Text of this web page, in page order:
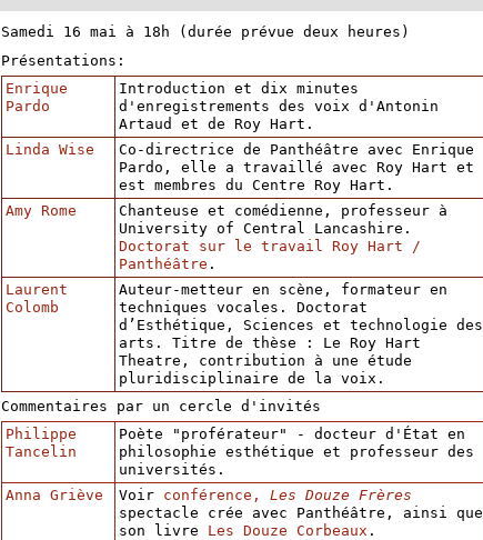
Samedi 16 mai à 18h (durée prévue deux heures)
Présentations:
Enrique
Pardo
Introduction et dix minutes
d'enregistrements des voix d'Antonin
Artaud et de Roy Hart.
Linda Wise
Co-directrice de Panthéâtre avec Enrique
Pardo, elle a travaillé avec Roy Hart et
est membres du Centre Roy Hart.
Amy Rome
Chanteuse et comédienne, professeur à
University of Central Lancashire.
Doctorat sur le travail Roy Hart /
Panthéâtre .
Laurent
Colomb
Auteur-metteur en scène, formateur en
techniques vocales. Doctorat
d’Esthétique, Sciences et technologie des
arts. Titre de thèse : Le Roy Hart
Theatre, contribution à une étude
pluridisciplinaire de la voix.
Commentaires par un cercle d'invités
Philippe
Tancelin
Poète "proférateur" - docteur d'État en
philosophie esthétique et professeur des
universités.
Anna Griève
Voir conférence, Les Douze Frères
spectacle crée avec Panthéâtre, ainsi que
son livre Les Douze Corbeaux .